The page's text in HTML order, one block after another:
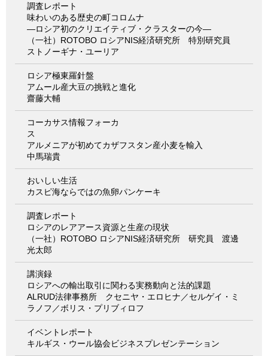
調査レポート
味わいのある歴史の町コロムナ
―ロシア初のクリエイティブ・クラスターの今―
（一社）ROTOBO ロシアNIS経済研究所 特別研究員
ストノーギナ・ユーリア
ロシア極東羅針盤
アムール産大豆の挑戦と進化
齋藤大輔
コーカサス情報フォーカ
ス
アルメニアが初めてカザフスタン産小麦を輸入
中馬瑞貴
おいしい生活
カスピ海ならではの魚卵パンケーキ
調査レポート
ロシアのレアアース資源と生産の現状
（一社）ROTOBO ロシアNIS経済研究所 研究員 渡邊
光太郎
講演録
ロシアへの輸出取引に関わる実務動向と法的課題
ALRUD法律事務所 クセニヤ・エロヒナ／セルゲイ・ミ
ラノフ／ボリス・プリブィロフ
イベントレポート
キルギス・ウール協会ビジネスプレゼンテーション